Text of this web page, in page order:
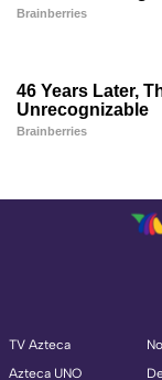
TV Azteca
Azteca UNO